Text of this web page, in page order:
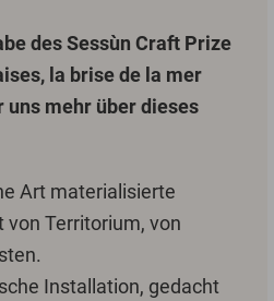
des Sessùn Craft Prize
la brise de la mer
uns mehr über dieses
Art materialisierte
von Territorium, von
Installation, gedacht